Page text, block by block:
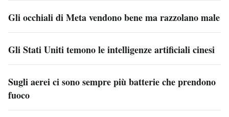
Gli occhiali di Meta vendono bene ma razzolano male
Gli Stati Uniti temono le intelligenze artificiali cinesi
Sugli aerei ci sono sempre più batterie che prendono
fuoco